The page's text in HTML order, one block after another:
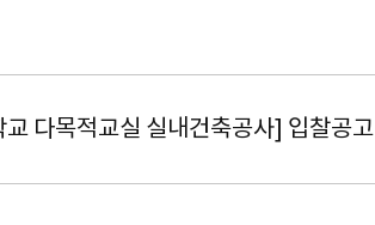
다목적교실 실내건축공사] 입찰공고